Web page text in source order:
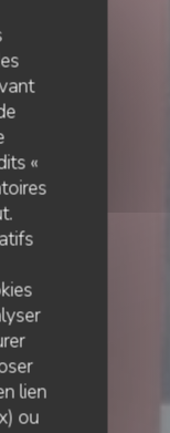
«
lien
ou